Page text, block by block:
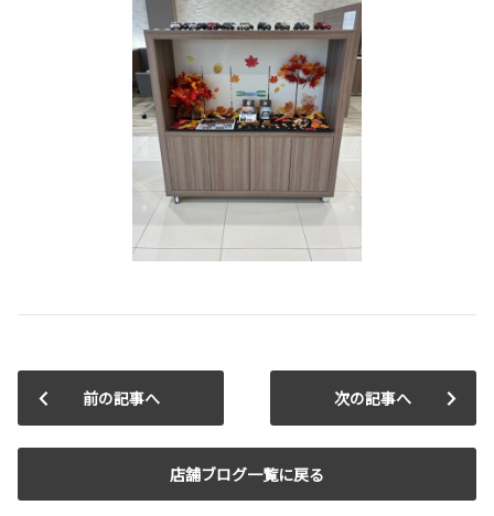
前の記事へ
店舗ブログ一覧に戻る
次の記事へ